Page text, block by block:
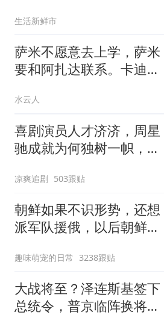
生活新鲜市
萨米不愿意去上学，萨米
要和阿扎达联系。卡迪尔
水云人
喜剧演员人才济济，周星
驰成就为何独树一帜，他
凉爽追剧 503跟贴
朝鲜如果不识形势，还想
派军队援俄，以后朝鲜如
趣味萌宠的日常 3238跟贴
大战将至？泽连斯基签下
总统令，普京临阵换将，